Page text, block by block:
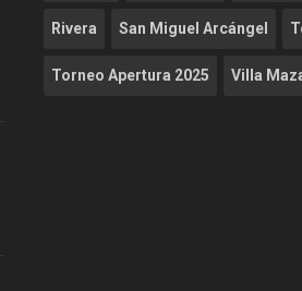
Rivera San Miguel Arcángel
Torneo Apertura 2025 Villa